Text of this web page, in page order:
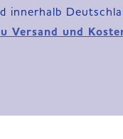
Versand und